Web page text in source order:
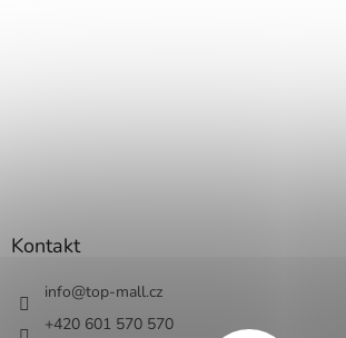
Kontakt
info@top-mall.cz
+420 601 570 570